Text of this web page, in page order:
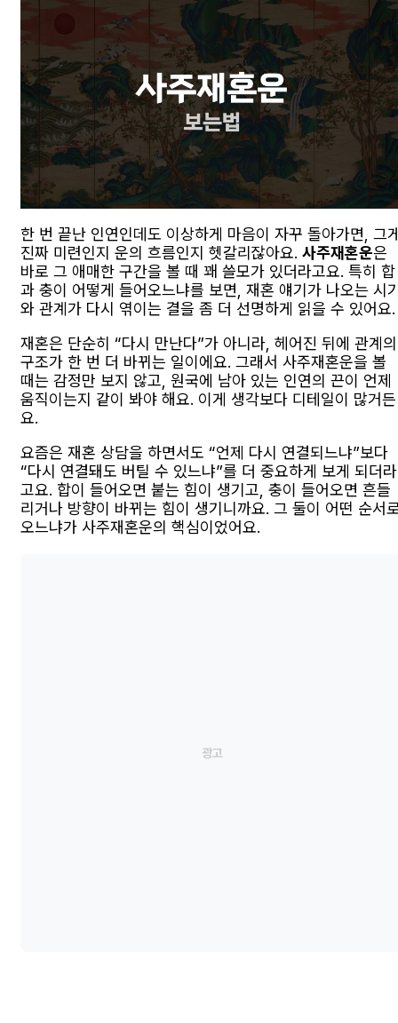
한 번 끝난 인연인데도 이상하게 마음이 자꾸 돌아가면, 그
진짜 미련인지 운의 흐름인지 헷갈리잖아요. 사주재혼운은
바로 그 애매한 구간을 볼 때 꽤 쓸모가 있더라고요. 특히 합
과 충이 어떻게 들어오느냐를 보면, 재혼 얘기가 나오는 시
와 관계가 다시 엮이는 결을 좀 더 선명하게 읽을 수 있어요.
재혼은 단순히 “다시 만난다”가 아니라, 헤어진 뒤에 관계의
구조가 한 번 더 바뀌는 일이에요. 그래서 사주재혼운을 볼
때는 감정만 보지 않고, 원국에 남아 있는 인연의 끈이 언제
움직이는지 같이 봐야 해요. 이게 생각보다 디테일이 많거든
요.
요즘은 재혼 상담을 하면서도 “언제 다시 연결되느냐”보다
“다시 연결돼도 버틸 수 있느냐”를 더 중요하게 보게 되더라
고요. 합이 들어오면 붙는 힘이 생기고, 충이 들어오면 흔들
리거나 방향이 바뀌는 힘이 생기니까요. 그 둘이 어떤 순서
오느냐가 사주재혼운의 핵심이었어요.